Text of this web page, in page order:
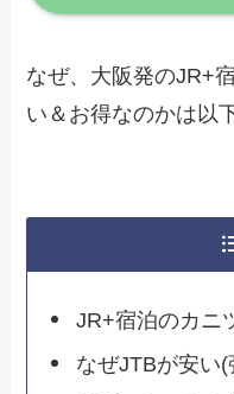
なぜ、大阪発のJR+
い＆お得なのかは以
JR+宿泊のカニ
なぜJTBが安い(